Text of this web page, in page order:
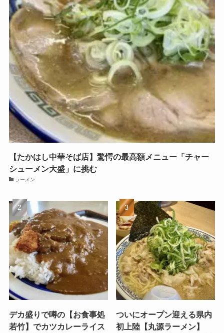
【たかはし中華そば店】驚愕の最高額メニュー「チャー
シューメン大盛」に挑む
ラーメン
デカ盛りで噂の【お食事処
若竹】でカツカレーライス
ついにオープン迎える県内
初上陸【丸源ラーメン】